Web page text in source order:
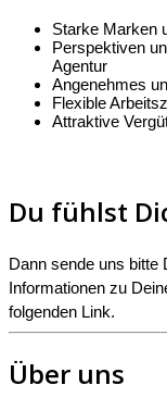
Starke Marken
Perspektiven
Agentur
Angenehmes
Flexible
Attraktive
Du fühlst
Dann sende uns bitte
Informationen zu
folgenden Link.
Über uns